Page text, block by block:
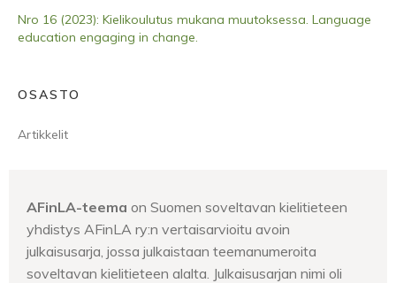
Nro 16 (2023): Kielikoulutus mukana muutoksessa. Language
education engaging in change.
OSASTO
Artikkelit
AFinLA-teema on Suomen soveltavan kielitieteen
yhdistys AFinLA ry:n vertaisarvioitu avoin
julkaisusarja, jossa julkaistaan teemanumeroita
soveltavan kielitieteen alalta. Julkaisusarjan nimi oli